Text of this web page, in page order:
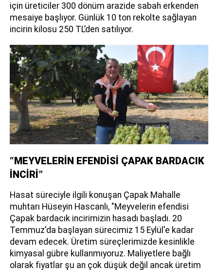
için üreticiler 300 dönüm arazide sabah erkenden
mesaiye başlıyor. Günlük 10 ton rekolte sağlayan
incirin kilosu 250 TL’den satılıyor.
“MEYVELERİN EFENDİSİ ÇAPAK BARDACIK
İNCİRİ”
Hasat süreciyle ilgili konuşan Çapak Mahalle
muhtarı Hüseyin Hascanlı, "Meyvelerin efendisi
Çapak bardacık incirimizin hasadı başladı. 20
Temmuz'da başlayan sürecimiz 15 Eylül'e kadar
devam edecek. Üretim süreçlerimizde kesinlikle
kimyasal gübre kullanmıyoruz. Maliyetlere bağlı
olarak fiyatlar şu an çok düşük değil ancak üretim